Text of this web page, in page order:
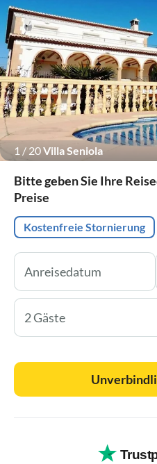
1 / 20Villa Seniola
Bitte geben Sie Ihre
Preise
Kostenfreie Stornierung
2 Gäste